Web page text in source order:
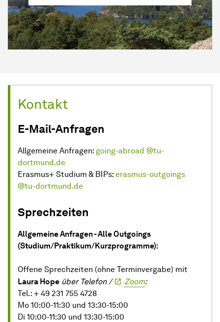
Kontakt
E-Mail-Anfragen
Allgemeine Anfragen: going-abroad @tu-
dortmund.de
Erasmus+ Studium & BIPs: erasmus-outgoings
@tu-dortmund.de
Sprechzeiten
Allgemeine Anfragen - Alle Outgoings
(Studium/Praktikum/Kurzprogramme):
Offene Sprechzeiten (ohne Terminvergabe) mit
Laura Hope über Telefon / Zoom:
Tel.: + 49 231 755 4728
Mo 10:00-11:30 und 13:30-15:00
Di 10:00-11:30 und 13:30-15:00